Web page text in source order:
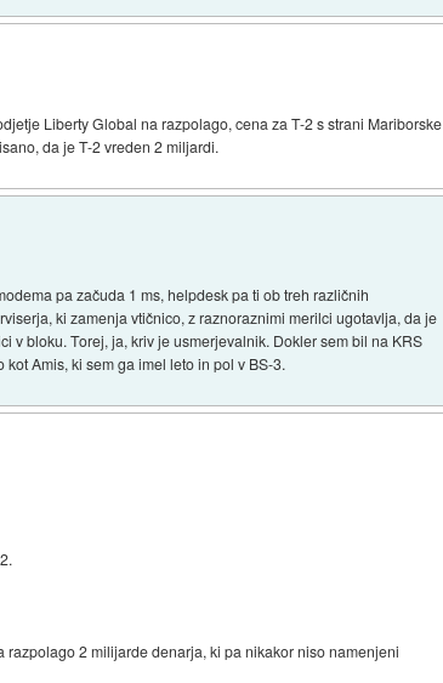
Liberty Global na razpolago, cena za T-2 s strani Mariborske
da je T-2 vreden 2 miljardi.
pa začuda 1 ms, helpdesk pa ti ob treh različnih
ki zamenja vtičnico, z raznoraznimi merilci ugotavlja, da je
v bloku. Torej, ja, kriv je usmerjevalnik. Dokler sem bil na KRS
Amis, ki sem ga imel leto in pol v BS-3.
2 milijarde denarja, ki pa nikakor niso namenjeni